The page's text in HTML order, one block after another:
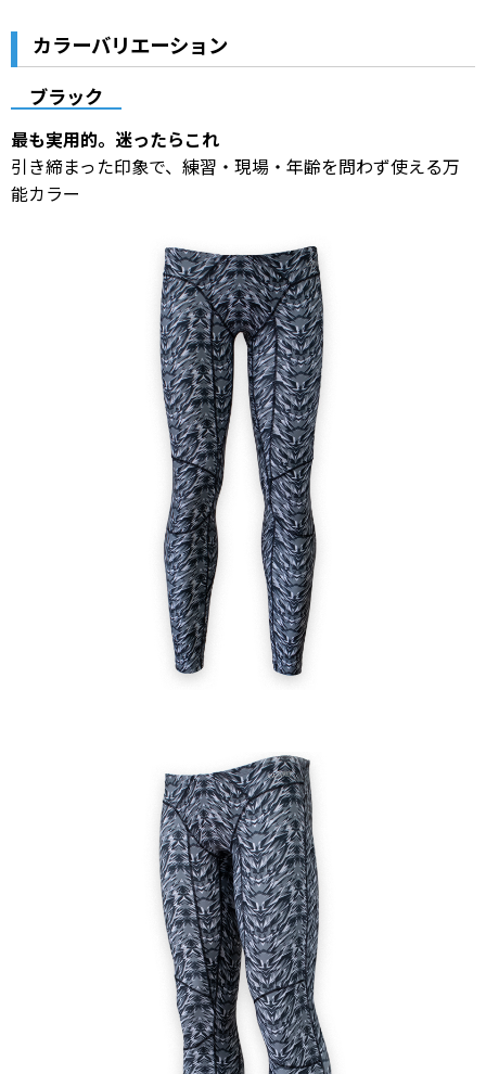
カラーバリエーション
ブラック
最も実用的。迷ったらこれ
引き締まった印象で、練習・現場・年齢を問わず使える万
能カラー